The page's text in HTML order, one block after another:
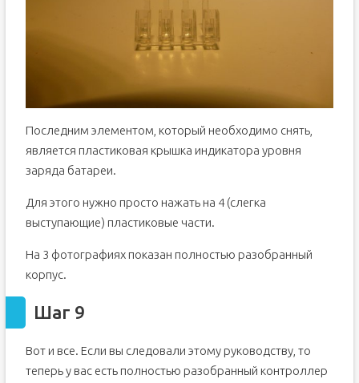
Последним элементом, который необходимо снять,
является пластиковая крышка индикатора уровня
заряда батареи.
Для этого нужно просто нажать на 4 (слегка
выступающие) пластиковые части.
На 3 фотографиях показан полностью разобранный
корпус.
Шаг 9
Вот и все. Если вы следовали этому руководству, то
теперь у вас есть полностью разобранный контроллер